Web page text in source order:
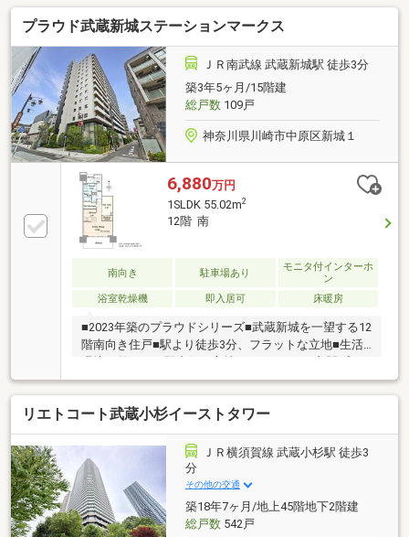
の遊ぶ声が聞こえてくる住環境♪◇スケルトンからの
フルリノベーション♪◇配管も更新しております！◇
キレイになった室内を是非1度、ご見学ください！
【センチュリー２１ホームライフ】「０１２０-８６
５-０２１」（通話料無料）住宅ローンのご相談、無料
ＦＰも承ります！『キッズルーム・授乳室・おむつ変
え室』も完備しておりますので、小さなお子様がいら
っしゃるお客様も安心してご来店下さい。
プラウド武蔵新城ステーションマークス
ＪＲ南武線 武蔵新城駅 徒歩3分
築3年5ヶ月/15階建
総戸数109戸
神奈川県川崎市中原区新城１
6,880万円
1SLDK 55.02m2
12階 南
南向き 駐車場あり
モニタ付インターホ
ン
浴室乾燥機
即入居可 床暖房
■2023年築のプラウドシリーズ■武蔵新城を一望する12
階南向き住戸■駅より徒歩3分、フラットな立地■生活
ン■環境省採択「高層ZEH-M Oriented支援事業」■商業
一体 スーパーまで1分という便利な暮らし■自転車置
き場：敷地内に自転車置場を200％（218台）設置 雨
に濡れづらいよう、1階に配置（1階に住戸はありませ
ん）■雨に濡れずに24時間ゴミ出し可能■新提案「エア
コン付ヒートポンプ式」温水式床暖房を導入
リエトコート武蔵小杉イーストタワー
ＪＲ横須賀線 武蔵小杉駅 徒歩3
分
その他の交通
築18年7ヶ月/地上45階地下2階建
総戸数542戸